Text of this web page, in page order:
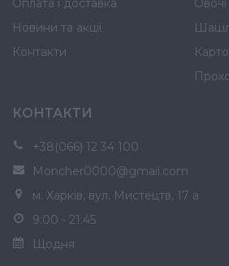
Оплата і доставка
Новини та акції
Контакти
Овочі
КОНТАКТИ
+38(066) 12 34 100
Moncher0000@gmail.com
м. Харків, вул. Мистецтв, 17 а
9:00 - 21:45
Щодня